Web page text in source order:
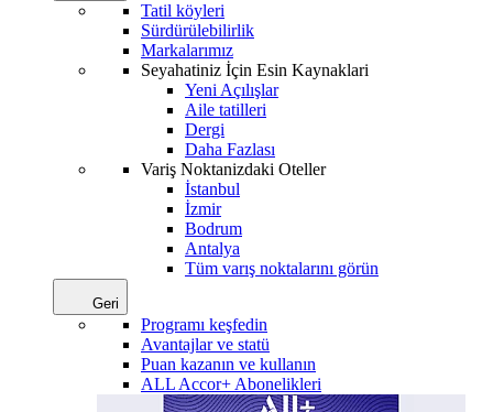
Tatil köyleri
Sürdürülebilirlik
Markalarımız
Seyahatiniz İçin Esin Kaynaklari
Yeni Açılışlar
Aile tatilleri
Dergi
Daha Fazlası
Variş Noktanizdaki Oteller
İstanbul
İzmir
Bodrum
Antalya
Tüm varış noktalarını görün
Geri
Programı keşfedin
Avantajlar ve statü
Puan kazanın ve kullanın
ALL Accor+ Abonelikleri